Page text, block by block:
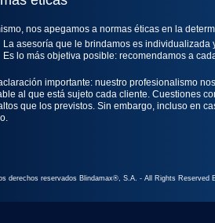
nos apegamos a normas éticas en la
La asesoría que le brindamos es individualizada
Es lo más objetiva posible: recomendamos a
importante: nuestro profesionalismo
al que está sujeto cada cliente. Cuestiones
que los previstos. Sin embargo, incluso en
derechos reservados Blindamax®, S.A. -All Rights Reserved